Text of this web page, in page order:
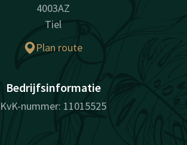
4003AZ
Tiel
Plan route
Bedrijfsinformatie
KvK-nummer: 11015525